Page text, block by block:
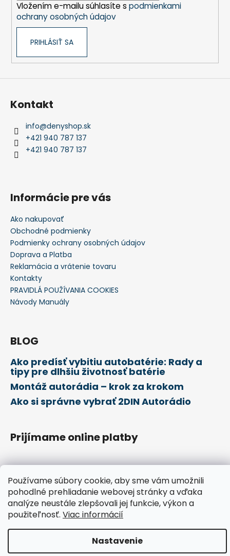
Používame súbory cookie, aby sme vám umožnili
pohodlné prehliadanie webovej stránky a vďaka
analýze neustále zlepšovali jej funkcie, výkon a
použiteľnosť. Viac informácií
Nastavenie
Vložením e-mailu súhlasíte s podmienkami
ochrany osobných údajov
PRIHLÁSIŤ SA
Kontakt
info@denyshop.sk
+421 940 787 137
+421 940 787 137
Informácie pre vás
Ako nakupovať
Obchodné podmienky
Podmienky ochrany osobných údajov
Doprava a Platba
Reklamácia a vrátenie tovaru
Kontakty
PRAVIDLÁ POUŽÍVANIA COOKIES
Návody Manuály
BLOG
Ako predísť vybitiu autobatérie: Rady a
tipy pre dlhšiu životnosť batérie
Montáž autorádia – krok za krokom
Ako si správne vybrať 2DIN Autorádio
Prijímame online platby
Vytvoril Shoptet
Copyright 2026Deny Shop. Všetky práva vyhradené.
Upraviť nastavenie cookies